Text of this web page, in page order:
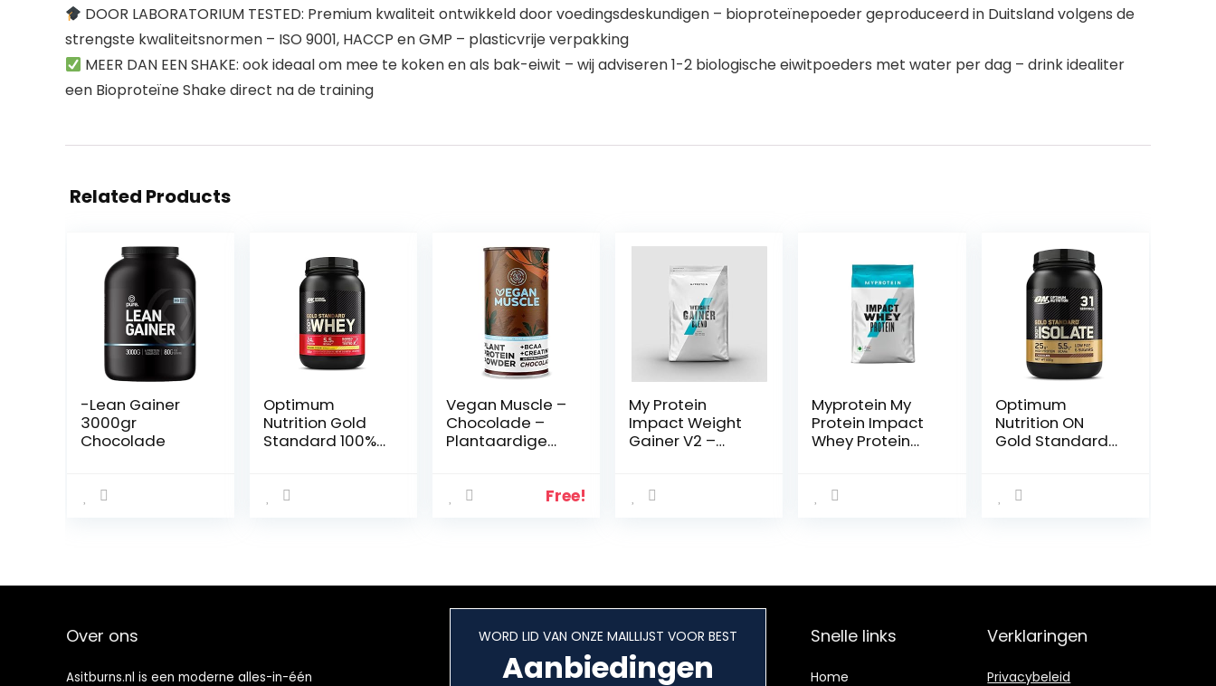
DOOR LABORATORIUM TESTED: Premium kwaliteit ontwikkeld door voedingsdeskundigen – bioproteïnepoeder geproduceerd in Duitsland volgens de
strengste kwaliteitsnormen – ISO 9001, HACCP en GMP – plasticvrije verpakking
MEER DAN EEN SHAKE: ook ideaal om mee te koken en als bak-eiwit – wij adviseren 1-2 biologische eiwitpoeders met water per dag – drink idealiter
een Bioproteïne Shake direct na de training
Related Products
-Lean Gainer
3000gr
Chocolade
Optimum
Nutrition Gold
Standard 100%
Recovery,
Acids, Creamy
Vegan Muscle –
Chocolade –
Plantaardige
zaden – VerrijktFree!
My Protein
Impact Weight
Gainer V2 –
5.000g
Myprotein My
Protein Impact
Whey Protein
Optimum
Nutrition ON
Gold Standard
Proteïne,
en Post-
ak, 31 Porties,
Over ons
Asitburns.nl is een moderne alles-in-één
WORD LID VAN ONZE MAILLIJST VOOR BEST
Aanbiedingen
Snelle links
Home
Verklaringen
Privacybeleid